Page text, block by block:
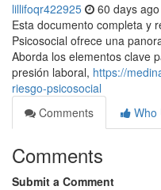
lillifoqr422925 60 days ago
Esta documento completa y
Psicosocial ofrece una
Aborda los elementos clave
presión laboral, https://
riesgo-psicosocial
Comments
Who
Comments
Submit a Comment